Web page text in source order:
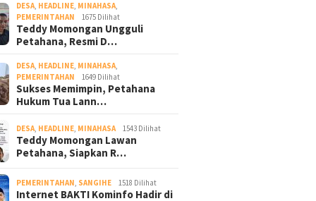
DESA, HEADLINE, MINAHASA,
PEMERINTAHAN
1675 Dilihat
Teddy Momongan Ungguli
Petahana, Resmi D…
DESA, HEADLINE, MINAHASA,
PEMERINTAHAN
1649 Dilihat
Sukses Memimpin, Petahana
Hukum Tua Lann…
DESA, HEADLINE, MINAHASA 1543 Dilihat
Teddy Momongan Lawan
Petahana, Siapkan R…
PEMERINTAHAN, SANGIHE 1518 Dilihat
Internet BAKTI Kominfo Hadir di